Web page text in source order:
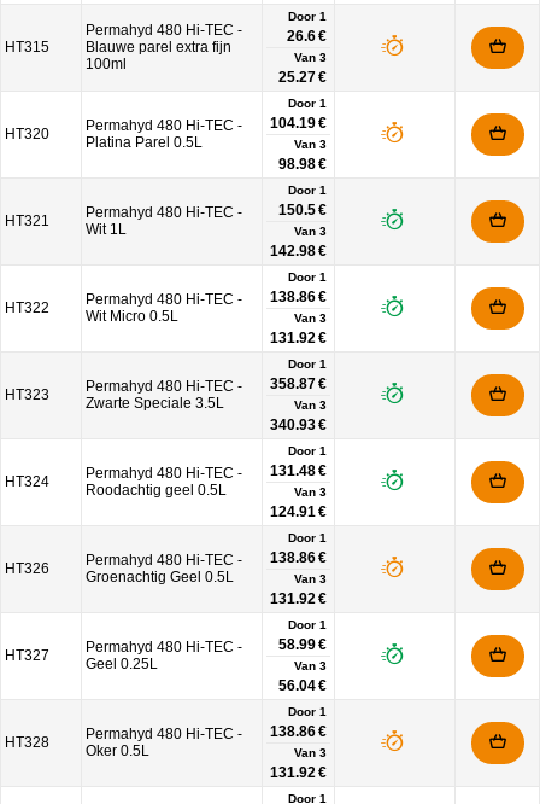
HT315
Permahyd 480 Hi-TEC -
Blauwe parel extra fijn
100ml
Door 1
26.6 €
Van 3
25.27 €
HT320
Permahyd 480 Hi-TEC -
Platina Parel 0.5L
Door 1
104.19 €
Van 3
98.98 €
HT321
Permahyd 480 Hi-TEC -
Wit 1L
Door 1
150.5 €
Van 3
142.98 €
HT322
Permahyd 480 Hi-TEC -
Wit Micro 0.5L
Door 1
138.86 €
Van 3
131.92 €
HT323
Permahyd 480 Hi-TEC -
Zwarte Speciale 3.5L
Door 1
358.87 €
Van 3
340.93 €
HT324
Permahyd 480 Hi-TEC -
Roodachtig geel 0.5L
Door 1
131.48 €
Van 3
124.91 €
HT326
Permahyd 480 Hi-TEC -
Groenachtig Geel 0.5L
Door 1
138.86 €
Van 3
131.92 €
HT327
Permahyd 480 Hi-TEC -
Geel 0.25L
Door 1
58.99 €
Van 3
56.04 €
HT328
Permahyd 480 Hi-TEC -
Oker 0.5L
Door 1
138.86 €
Van 3
131.92 €
Door 1